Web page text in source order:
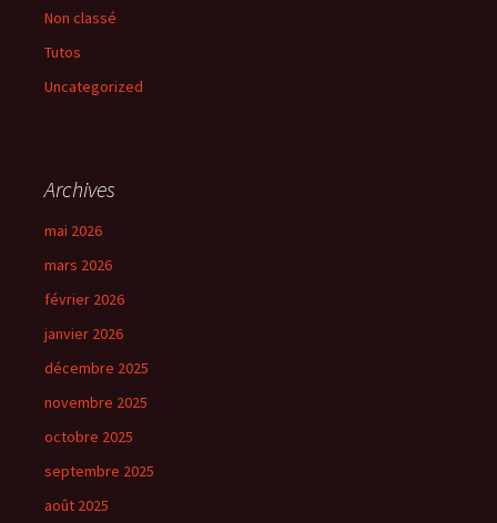
Non classé
Tutos
Uncategorized
Archives
mai 2026
mars 2026
février 2026
janvier 2026
décembre 2025
novembre 2025
octobre 2025
septembre 2025
août 2025